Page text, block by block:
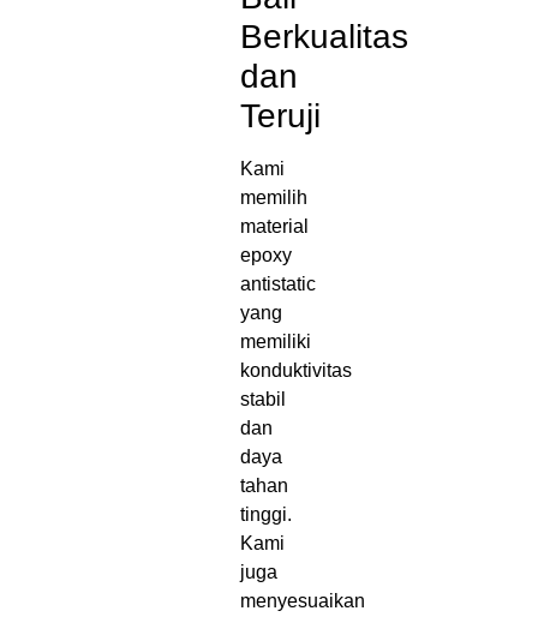
Berkualitas
dan
Teruji
Kami
memilih
material
epoxy
antistatic
yang
memiliki
konduktivitas
stabil
dan
daya
tahan
tinggi.
Kami
juga
menyesuaikan